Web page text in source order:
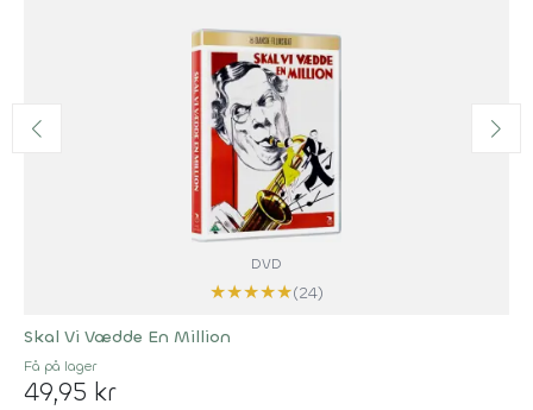
DVD
★★★★★(24)
Skal Vi Vædde En Million
Få på lager
49,95 kr